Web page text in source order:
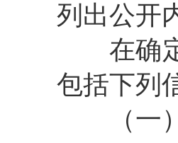
列出公开
在确定
包括下列
（一）